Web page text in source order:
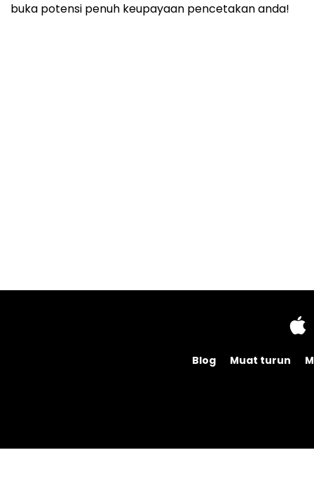
buka potensi penuh keupayaan pencetakan anda!
Blog Muat turun